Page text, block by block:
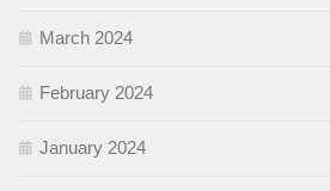
March 2024
February 2024
January 2024